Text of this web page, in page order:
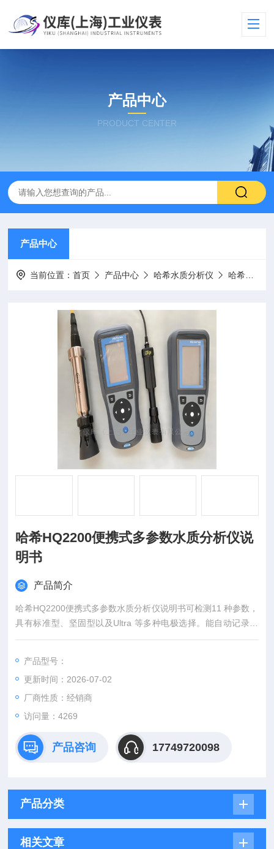
产品中心
PRODUCT CENTER
产品中心
当前位置：首页 产品中心 哈希水质分析仪 哈希溶氧仪
哈希HQ2200便携式多参数水质分析仪说
明书
产品简介
哈希HQ2200便携式多参数水质分析仪说明书可检测11 种参数，
具有标准型、坚固型以及Ultra 等多种电极选择。能自动记录电
极的序列号，当前的校正数据，用户ID．样品ID,时间，以及日
户ID．电极序列号等数据相关联，保证了完整的数据追溯性和报
表监管。
产品型号：
更新时间：2026-07-02
厂商性质：经销商
访问量：4269
产品咨询 17749720098
产品分类
相关文章